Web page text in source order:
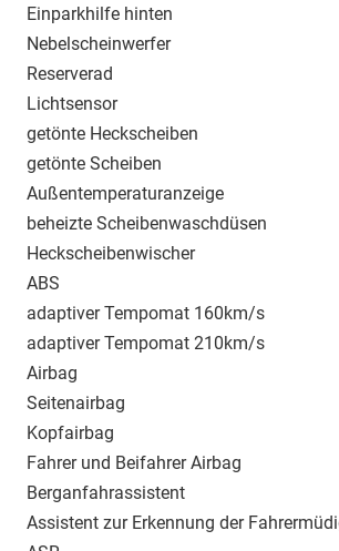
Einparkhilfe hinten
Nebelscheinwerfer
Reserverad
Lichtsensor
getönte Heckscheiben
getönte Scheiben
Außentemperaturanzeige
beheizte Scheibenwaschdüsen
Heckscheibenwischer
ABS
adaptiver Tempomat 160km/s
adaptiver Tempomat 210km/s
Airbag
Seitenairbag
Kopfairbag
Fahrer und Beifahrer Airbag
Berganfahrassistent
Assistent zur Erkennung der